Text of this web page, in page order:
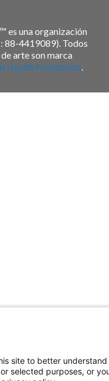
™ es una organización
88-4419089). Todos
arte son marca
Health Foundation.
site to better
selected purposes, or